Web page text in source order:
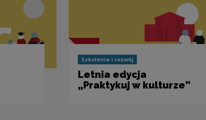
Szkolenia i rozwój
Letnia edycja
„Praktykuj w kulturze”